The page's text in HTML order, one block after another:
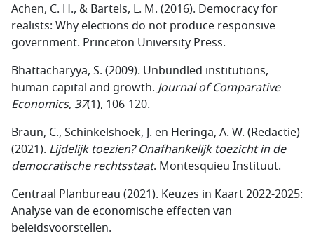
Achen, C. H., & Bartels, L. M. (2016). Democracy for
realists: Why elections do not produce responsive
government. Princeton University Press.
Bhattacharyya, S. (2009). Unbundled institutions,
human capital and growth. Journal of Comparative
Economics, 37(1), 106-120.
Braun, C., Schinkelshoek, J. en Heringa, A. W. (Redactie)
(2021). Lijdelijk toezien? Onafhankelijk toezicht in de
democratische rechtsstaat. Montesquieu Instituut.
Centraal Planbureau (2021). Keuzes in Kaart 2022-2025:
Analyse van de economische effecten van
beleidsvoorstellen.